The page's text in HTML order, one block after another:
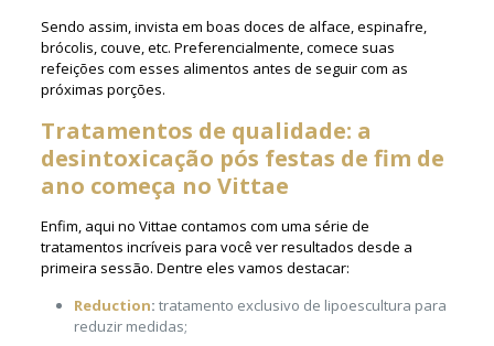
Sendo assim, invista em boas doces de alface, espinafre,
brócolis, couve, etc. Preferencialmente, comece suas
refeições com esses alimentos antes de seguir com as
próximas porções.
Tratamentos de qualidade: a
desintoxicação pós festas de fim de
ano começa no Vittae
Enfim, aqui no Vittae contamos com uma série de
tratamentos incríveis para você ver resultados desde a
primeira sessão. Dentre eles vamos destacar:
Reduction: tratamento exclusivo de lipoescultura para
reduzir medidas;